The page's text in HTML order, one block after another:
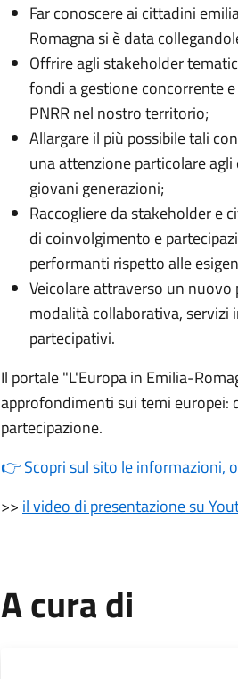
Far conoscere ai cittadini
Romagna si è data
Offrire agli stakeholder
fondi a gestione concorrente
PNRR nel nostro territorio;
Allargare il più possibile tali
una attenzione particolare
giovani generazioni;
Raccogliere da stakeholder e
di coinvolgimento e
performanti rispetto alle
Veicolare attraverso un
modalità collaborativa,
partecipativi.
Il portale "L'Europa in Emilia-
approfondimenti sui temi europei:
partecipazione.
👉 Scopri sul sito le informazioni,
>> il video di presentazione su
A cura di